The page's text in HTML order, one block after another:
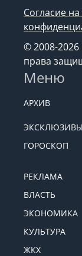
Согласие
© 2008-
права
Меню
АРХИВ
ЭКСКЛЮЗИВЫ
ГОРОСКОП
РЕКЛАМА
ВЛАСТЬ
ЭКОНОМИКА
КУЛЬТУРА
ЖКХ